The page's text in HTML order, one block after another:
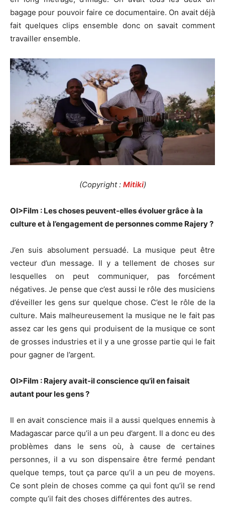
bagage pour pouvoir faire ce documentaire. On avait déjà
fait quelques clips ensemble donc on savait comment
travailler ensemble.
(Copyright : Mitiki)
OI>Film : Les choses peuvent-elles évoluer grâce à la
culture et à l’engagement de personnes comme Rajery ?
J’en suis absolument persuadé. La musique peut être
vecteur d’un message. Il y a tellement de choses sur
lesquelles on peut communiquer, pas forcément
négatives. Je pense que c’est aussi le rôle des musiciens
d’éveiller les gens sur quelque chose. C’est le rôle de la
culture. Mais malheureusement la musique ne le fait pas
assez car les gens qui produisent de la musique ce sont
de grosses industries et il y a une grosse partie qui le fait
pour gagner de l’argent.
OI>Film : Rajery avait-il conscience qu’il en faisait
autant pour les gens ?
Il en avait conscience mais il a aussi quelques ennemis à
Madagascar parce qu’il a un peu d’argent. Il a donc eu des
problèmes dans le sens où, à cause de certaines
personnes, il a vu son dispensaire être fermé pendant
quelque temps, tout ça parce qu’il a un peu de moyens.
Ce sont plein de choses comme ça qui font qu’il se rend
compte qu’il fait des choses différentes des autres.